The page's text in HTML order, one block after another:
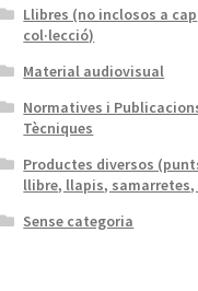
Llibres (no inclosos a cap
col·lecció)
Material audiovisual
Normatives i
Tècniques
Productes diversos
llibre, llapis, samarretes,
Sense categoria